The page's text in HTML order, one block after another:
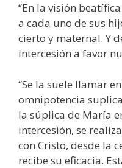
“En la visión
a cada uno de sus
cierto y maternal. Y
intercesión a favor
“Se la suele llamar
omnipotencia
la súplica de María
intercesión, se
con Cristo, desde la
recibe su eficacia.